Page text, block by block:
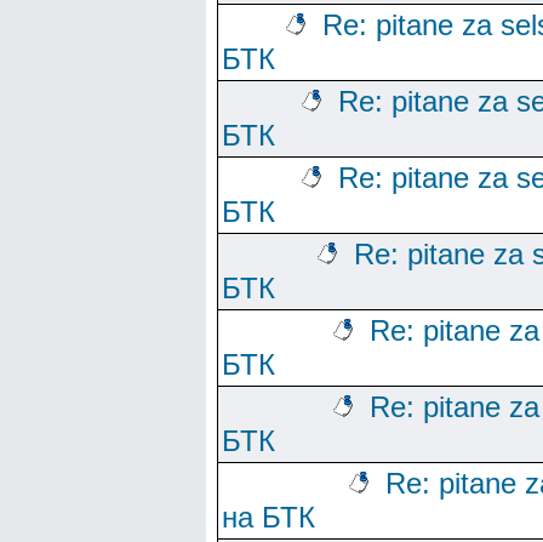
Re: pitane za
БТК
Re: pitane za
БТК
Re: pitane za
БТК
Re: pitane za
БТК
Re: pitane
БТК
Re: pitane
БТК
Re: pitane
на БТК